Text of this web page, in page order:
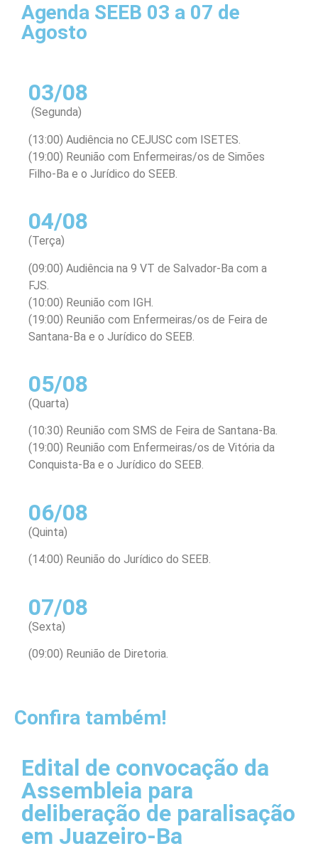
Agenda SEEB 03 a 07 de
Agosto
03/08
(Segunda)
(13:00) Audiência no CEJUSC com ISETES.
(19:00) Reunião com Enfermeiras/os de Simões
Filho-Ba e o Jurídico do SEEB.
04/08
(Terça)
(09:00) Audiência na 9 VT de Salvador-Ba com a
FJS.
(10:00) Reunião com IGH.
(19:00) Reunião com Enfermeiras/os de Feira de
Santana-Ba e o Jurídico do SEEB.
05/08
(Quarta)
(10:30) Reunião com SMS de Feira de Santana-Ba.
(19:00) Reunião com Enfermeiras/os de Vitória da
Conquista-Ba e o Jurídico do SEEB.
06/08
(Quinta)
(14:00) Reunião do Jurídico do SEEB.
07/08
(Sexta)
(09:00) Reunião de Diretoria.
Confira também!
Edital de convocação da
Assembleia para
deliberação de paralisação
em Juazeiro-Ba